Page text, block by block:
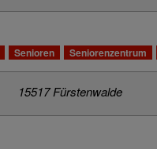
Senioren Seniorenzentrum
15517 Fürstenwalde